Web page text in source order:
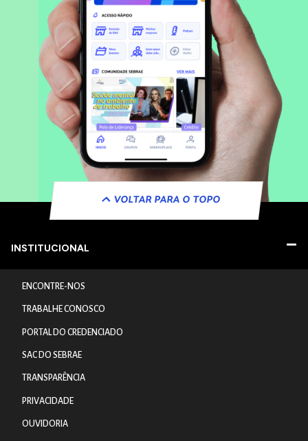
VOLTAR PARA O TOPO
INSTITUCIONAL
ENCONTRE-NOS
TRABALHE CONOSCO
PORTAL DO CREDENCIADO
SAC DO SEBRAE
TRANSPARÊNCIA
PRIVACIDADE
OUVIDORIA